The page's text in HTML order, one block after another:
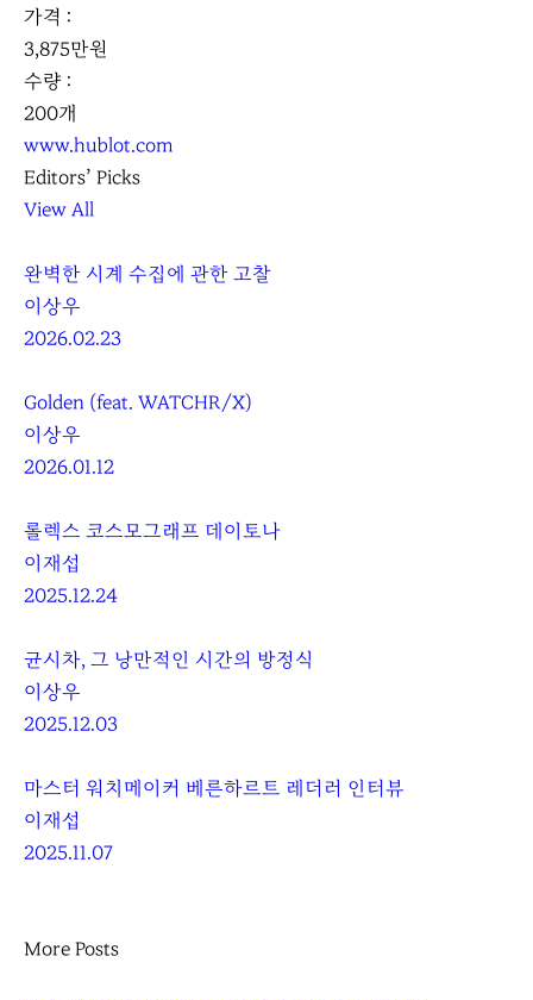
가격 :
3,875만원
수량 :
200개
www.hublot.com
Editors’ Picks
View All
완벽한 시계 수집에 관한 고찰
이상우
2026.02.23
Golden (feat. WATCHR/X)
이상우
2026.01.12
롤렉스 코스모그래프 데이토나
이재섭
2025.12.24
균시차, 그 낭만적인 시간의 방정식
이상우
2025.12.03
마스터 워치메이커 베른하르트 레더러 인터뷰
이재섭
2025.11.07
More Posts